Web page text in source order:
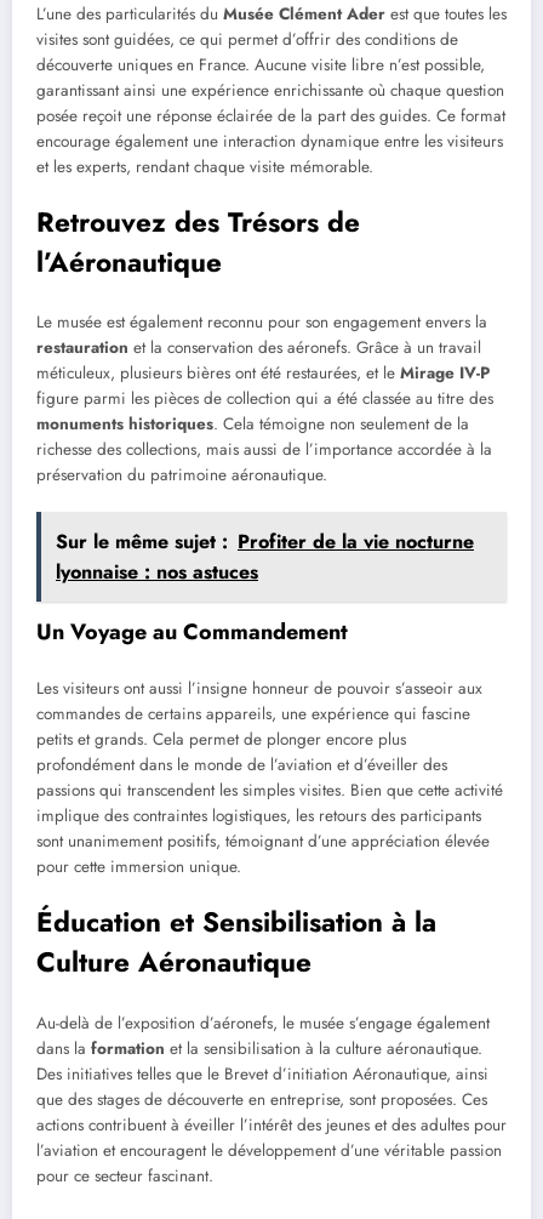
L’une des particularités du Musée Clément Ader est que toutes les
visites sont guidées, ce qui permet d’offrir des conditions de
découverte uniques en France. Aucune visite libre n’est possible,
garantissant ainsi une expérience enrichissante où chaque question
posée reçoit une réponse éclairée de la part des guides. Ce format
encourage également une interaction dynamique entre les visiteurs
et les experts, rendant chaque visite mémorable.
Retrouvez des Trésors de
l’Aéronautique
Le musée est également reconnu pour son engagement envers la
restauration et la conservation des aéronefs. Grâce à un travail
méticuleux, plusieurs bières ont été restaurées, et le Mirage IV-P
figure parmi les pièces de collection qui a été classée au titre des
monuments historiques. Cela témoigne non seulement de la
richesse des collections, mais aussi de l’importance accordée à la
préservation du patrimoine aéronautique.
Sur le même sujet : Profiter de la vie nocturne
lyonnaise : nos astuces
Un Voyage au Commandement
Les visiteurs ont aussi l’insigne honneur de pouvoir s’asseoir aux
commandes de certains appareils, une expérience qui fascine
petits et grands. Cela permet de plonger encore plus
profondément dans le monde de l’aviation et d’éveiller des
passions qui transcendent les simples visites. Bien que cette activité
implique des contraintes logistiques, les retours des participants
sont unanimement positifs, témoignant d’une appréciation élevée
pour cette immersion unique.
Éducation et Sensibilisation à la
Culture Aéronautique
Au-delà de l’exposition d’aéronefs, le musée s’engage également
dans la formation et la sensibilisation à la culture aéronautique.
Des initiatives telles que le Brevet d’initiation Aéronautique, ainsi
que des stages de découverte en entreprise, sont proposées. Ces
actions contribuent à éveiller l’intérêt des jeunes et des adultes pour
l’aviation et encouragent le développement d’une véritable passion
pour ce secteur fascinant.